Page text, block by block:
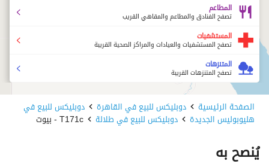
المطاعم
تصفح الفنادق والمطاعم والمقاهي القريب
المستشفيات
تصفح المستشفيات والعيادات والمراكز الصحية القريبة
المتنزهات
تصفح المتنزهات القريبة
الصفحة الرئيسية دوبليكس للبيع في القاهرة دوبليكس للبيع في
هليوبوليس الجديدة دوبليكس للبيع في طلالة T171c - بيوت
يُنصح به